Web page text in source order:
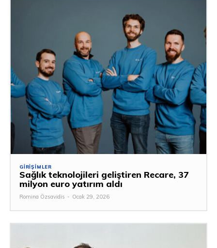
GIRIŞIMLER
Sağlık teknolojileri geliştiren Recare, 37
milyon euro yatırım aldı
Romina Özsavidis - Ocak 29, 2026